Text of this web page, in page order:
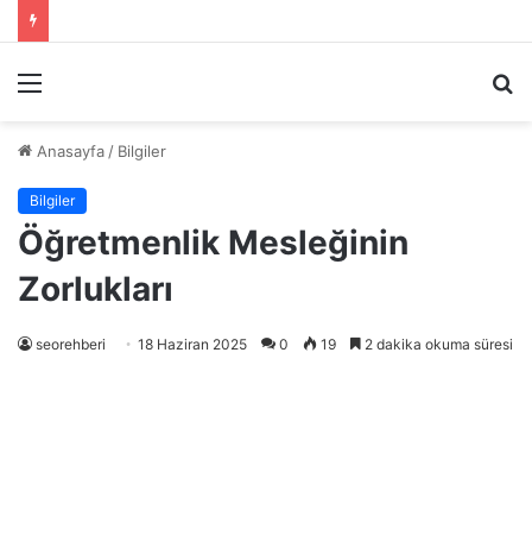
Menü
Anasayfa / Bilgiler
Bilgiler
Öğretmenlik Mesleğinin
Zorlukları
seorehberi 18 Haziran 2025 0 19 2 dakika okuma süresi